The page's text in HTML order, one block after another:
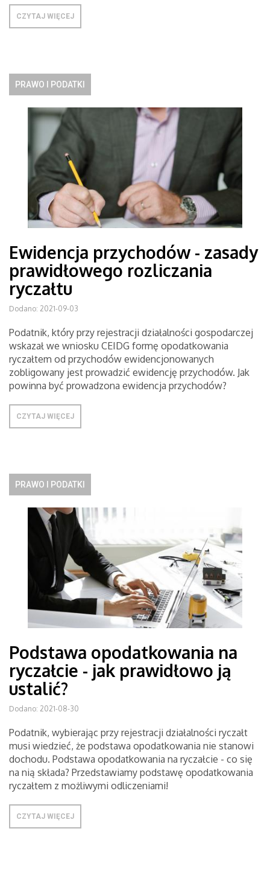
CZYTAJ WIĘCEJ
PRAWO I PODATKI
Ewidencja przychodów - zasady
prawidłowego rozliczania
ryczałtu
Dodano: 2021-09-03
Podatnik, który przy rejestracji działalności gospodarczej
wskazał we wniosku CEIDG formę opodatkowania
ryczałtem od przychodów ewidencjonowanych
zobligowany jest prowadzić ewidencję przychodów. Jak
powinna być prowadzona ewidencja przychodów?
CZYTAJ WIĘCEJ
PRAWO I PODATKI
Podstawa opodatkowania na
ryczałcie - jak prawidłowo ją
ustalić?
Dodano: 2021-08-30
Podatnik, wybierając przy rejestracji działalności ryczałt
musi wiedzieć, że podstawa opodatkowania nie stanowi
dochodu. Podstawa opodatkowania na ryczałcie - co się
na nią składa? Przedstawiamy podstawę opodatkowania
ryczałtem z możliwymi odliczeniami!
CZYTAJ WIĘCEJ